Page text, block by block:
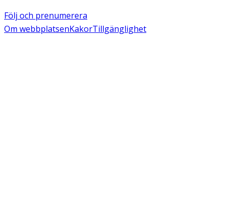
Följ och prenumerera
Om webbplatsenKakorTillgänglighet